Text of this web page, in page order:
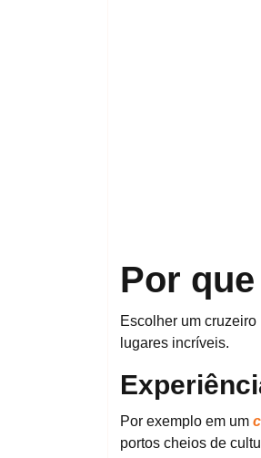
Por
Escolher um
lugares incríveis.
Por exemplo em um
portos cheios de